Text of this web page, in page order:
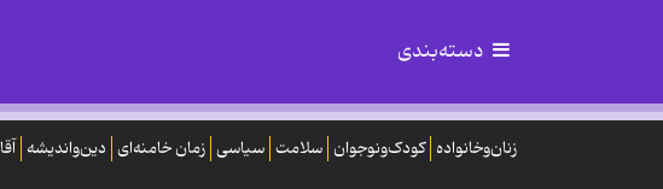
دسته‌بندی
زنان‌وخانواده کودک‌ونوجوان سلامت سیاسی زمان خامنه‌ای دین‌واندیشه